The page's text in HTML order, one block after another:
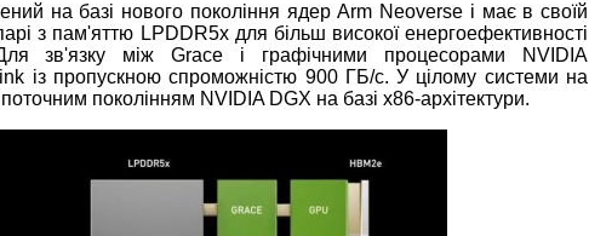
на базі нового покоління ядер Arm Neoverse і має в своїй
з пам'яттю LPDDR5x для більш високої енергоефективності
зв'язку між Grace і графічними процесорами NVIDIA
із пропускною спроможністю 900 ГБ/с. У цілому системи на
поколінням NVIDIA DGX на базі x86-архітектури.